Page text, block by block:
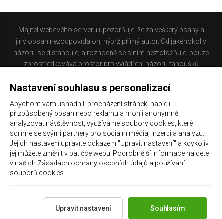
Majitel webového serveru upozorňuje, že za veškerý psaný a
jiný obsah nezodpovídá on, nýbrž přímý autor. Od jakéhokoliv
názoru se distancuje, a rozhodně se s ním neztotožňuje, pouze
zprostředkovává prostor pro vyjádření názoru fanoušků
nacházíte obsahuje materiál, který někteří lidé mohou
nejsou dle právní úpravy zákona č. 480/2004 Sb., o některých
službách informační společnosti a o změně některých zákonů
(zákon o některých službách informační společnosti) a
zejména §6 citovaného zákona, odpovědni za příspěvky
návštěvníků těchto stránek.
Galerie|Historie
Copyright 2021 ©Chachaři.czVšechna práva vyhrazena.
Nastavení souhlasu s personalizací
Abychom vám usnadnili procházení stránek, nabídli
přizpůsobený obsah nebo reklamu a mohli anonymně
analyzovat návštěvnost, využíváme soubory cookies, které
sdílíme se svými partnery pro sociální média, inzerci a analýzu.
Jejich nastavení upravíte odkazem "Upravit nastavení" a kdykoliv
jej můžete změnit v patičce webu. Podrobnější informace najdete
v našich Zásadách ochrany osobních údajů a používání
souborů cookies
Souhlasím
Upravit nastavení